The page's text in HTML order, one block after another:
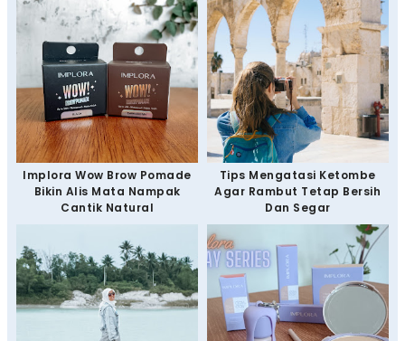
Implora Wow Brow Pomade
Bikin Alis Mata Nampak
Cantik Natural
Tips Mengatasi Ketombe
Agar Rambut Tetap Bersih
Dan Segar